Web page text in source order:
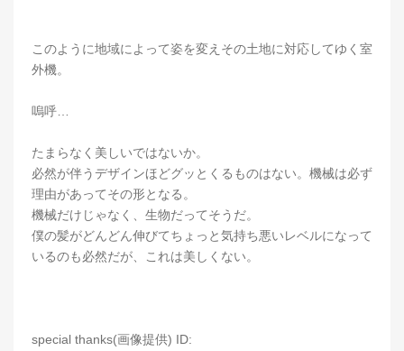
このように地域によって姿を変えその土地に対応してゆく室
外機。
嗚呼…
たまらなく美しいではないか。
必然が伴うデザインほどグッとくるものはない。機械は必ず
理由があってその形となる。
機械だけじゃなく、生物だってそうだ。
僕の髪がどんどん伸びてちょっと気持ち悪いレベルになって
いるのも必然だが、これは美しくない。
special thanks(画像提供) ID: